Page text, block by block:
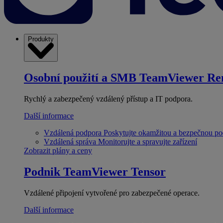
Produkty
Osobní použití a SMB TeamViewer
Rychlý a zabezpečený vzdálený přístup a IT podpora.
Další informace
Vzdálená podpora Poskytujte okamžitou a bezpečnou
Vzdálená správa Monitorujte a spravujte zařízení
Zobrazit plány a ceny
Podnik TeamViewer Tensor
Vzdálené připojení vytvořené pro zabezpečené operace.
Další informace